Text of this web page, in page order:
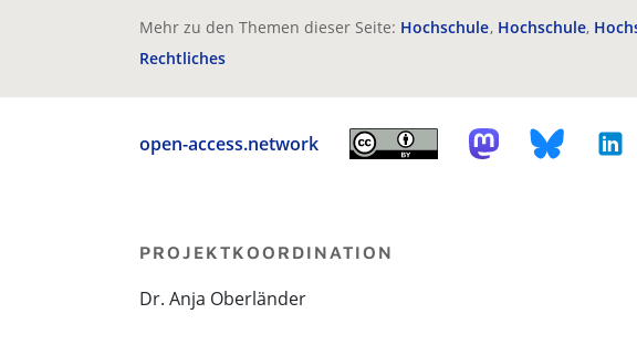
Mehr zu den Themen dieser Seite: Hochschule Hochschule
Rechtliches
open-access.network
PROJEKTKOORDINATION
Dr. Anja Oberländer